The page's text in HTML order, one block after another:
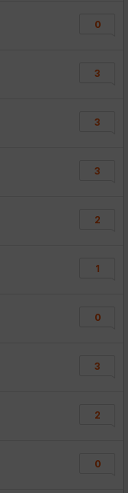
0
3
3
3
2
1
0
3
2
0